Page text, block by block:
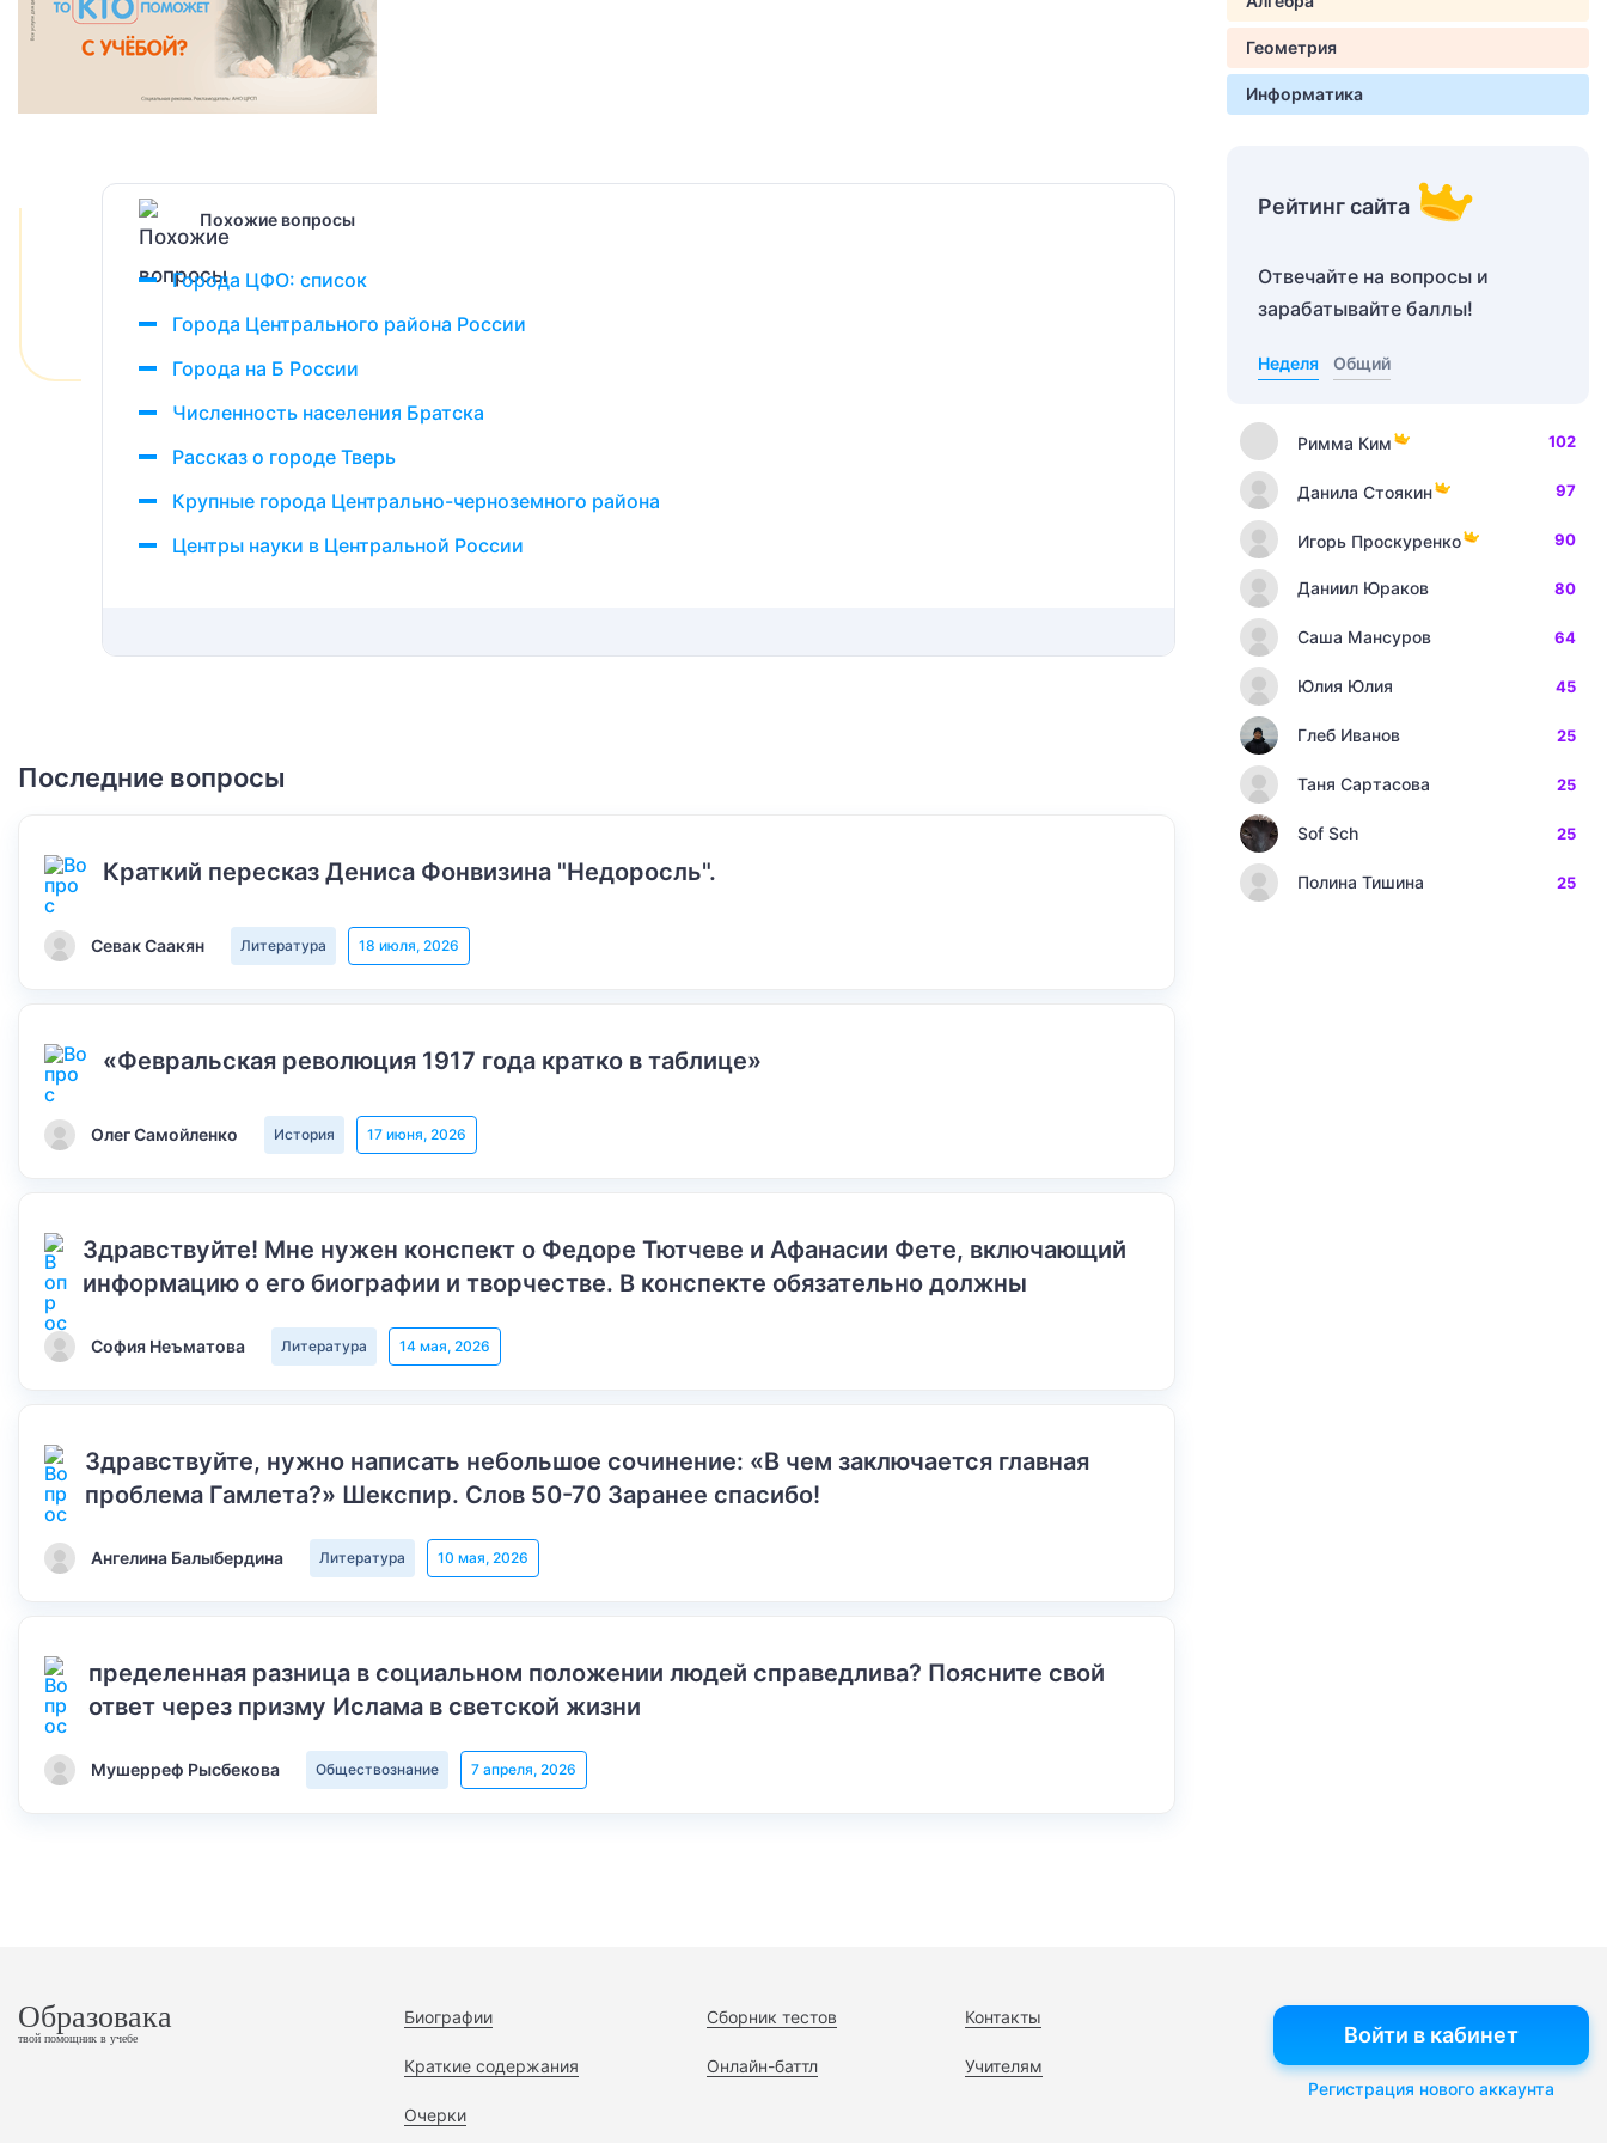
Похожие вопросы
Города ЦФО: список
Города Центрального района России
Города на Б России
Численность населения Братска
Рассказ о городе Тверь
Крупные города Центрально-черноземного района
Центры науки в Центральной России
Последние вопросы
Краткий пересказ Дениса Фонвизина "Недоросль".
Севак Саакян Литература 18 июля, 2026
«Февральская революция 1917 года кратко в таблице»
Олег Самойленко История 17 июня, 2026
Здравствуйте! Мне нужен конспект о Федоре Тютчеве и Афанасии Фете, включающий
информацию о его биографии и творчестве. В конспекте обязательно должны
София Неъматова Литература 14 мая, 2026
Здравствуйте, нужно написать небольшое сочинение: «В чем заключается главная
проблема Гамлета?» Шекспир. Слов 50-70 Заранее спасибо!
Ангелина Балыбердина Литература 10 мая, 2026
пределенная разница в социальном положении людей справедлива? Поясните свой
ответ через призму Ислама в светской жизни
Мушерреф Рысбекова Обществознание 7 апреля, 2026
Геометрия
Информатика
Рейтинг сайта
Отвечайте на вопросы и
зарабатывайте баллы!
Неделя Общий
Римма Ким 102
Данила Стоякин 97
Игорь Проскуренко 90
Даниил Юраков 80
Саша Мансуров 64
Юлия Юлия 45
Глеб Иванов 25
Таня Сартасова 25
Sof Sch 25
Полина Тишина 25
Образовака
твой помощник в учебе
Биографии
Краткие содержания
Очерки
Сборник тестов
Онлайн-баттл
Контакты
Учителям
Войти в кабинет
Регистрация нового аккаунта